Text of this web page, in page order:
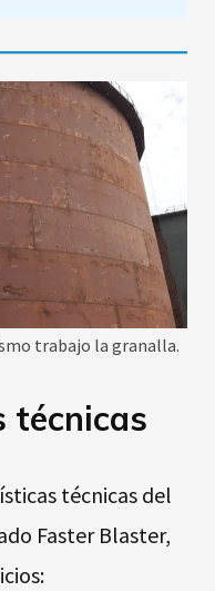
trabajo la granalla.
técnicas
técnicas del
Faster Blaster,